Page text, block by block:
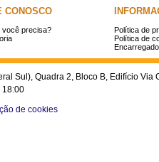
CONOSCO
você precisa?
Política de
Política de
Sul), Quadra 2, Bloco B, Edifício
18:00
de cookies